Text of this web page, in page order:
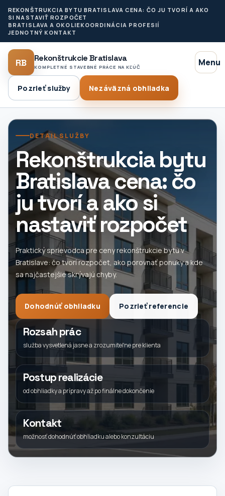
REKONŠTRUKCIA BYTU BRATISLAVA CENA: ČO JU TVORÍ A AKO
SI NASTAVIŤ ROZPOČET
BRATISLAVA A OKOLIEKOORDINÁCIA PROFESIÍ
JEDNOTNÝ KONTAKT
RB Rekonštrukcie Bratislava
KOMPLETNÉ STAVEBNÉ PRÁCE NA KĽÚČ Menu
Pozrieť služby Nezáväzná obhliadka
DETAIL SLUŽBY
Rekonštrukcia bytu
Bratislava cena: čo
ju tvorí a ako si
nastaviť rozpočet
Praktický sprievodca pre ceny rekonštrukcie bytu v
Bratislave: čo tvorí rozpočet, ako porovnať ponuky a kde
sa najčastejšie skrývajú chyby.
Dohodnúť obhliadku Pozrieť referencie
Rozsah prác
služba vysvetlená jasne a zrozumiteľne pre klienta
Postup realizácie
od obhliadky a prípravy až po finálne dokončenie
Kontakt
možnosť dohodnúť obhliadku alebo konzultáciu